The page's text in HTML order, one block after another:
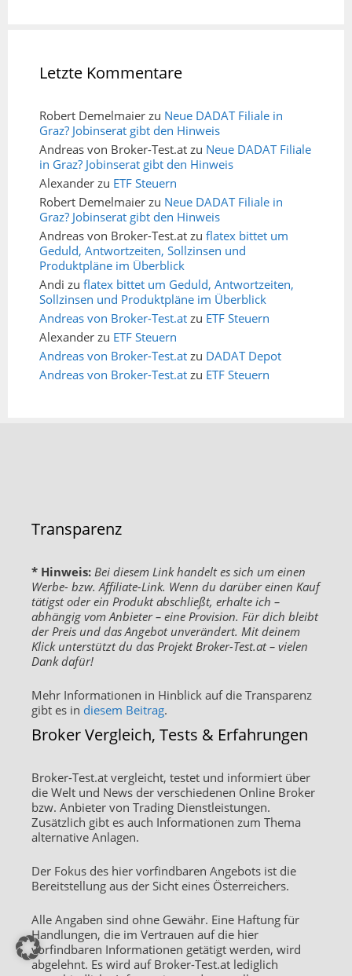
Letzte Kommentare
Robert Demelmaier zu Neue DADAT Filiale in
Graz? Jobinserat gibt den Hinweis
Andreas von Broker-Test.at zu Neue DADAT Filiale
in Graz? Jobinserat gibt den Hinweis
Alexander zu ETF Steuern
Robert Demelmaier zu Neue DADAT Filiale in
Graz? Jobinserat gibt den Hinweis
Andreas von Broker-Test.at zu flatex bittet um
Geduld, Antwortzeiten, Sollzinsen und
Produktpläne im Überblick
Andi zu flatex bittet um Geduld, Antwortzeiten,
Sollzinsen und Produktpläne im Überblick
Andreas von Broker-Test.at zu ETF Steuern
Alexander zu ETF Steuern
Andreas von Broker-Test.at zu DADAT Depot
Andreas von Broker-Test.at zu ETF Steuern
Transparenz
* Hinweis: Bei diesem Link handelt es sich um einen
Werbe- bzw. Affiliate-Link. Wenn du darüber einen Kauf
tätigst oder ein Produkt abschließt, erhalte ich –
abhängig vom Anbieter – eine Provision. Für dich bleibt
der Preis und das Angebot unverändert. Mit deinem
Klick unterstützt du das Projekt Broker-Test.at – vielen
Dank dafür!
Mehr Informationen in Hinblick auf die Transparenz
gibt es in diesem Beitrag.
Broker Vergleich, Tests & Erfahrungen
Broker-Test.at vergleicht, testet und informiert über
die Welt und News der verschiedenen Online Broker
bzw. Anbieter von Trading Dienstleistungen.
Zusätzlich gibt es auch Informationen zum Thema
alternative Anlagen.
Der Fokus des hier vorfindbaren Angebots ist die
Bereitstellung aus der Sicht eines Österreichers.
Alle Angaben sind ohne Gewähr. Eine Haftung für
Handlungen, die im Vertrauen auf die hier
vorfindbaren Informationen getätigt werden, wird
abgelehnt. Es wird auf Broker-Test.at lediglich